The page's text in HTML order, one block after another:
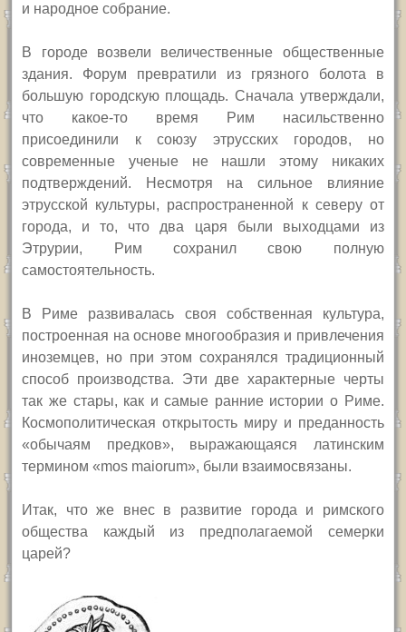
и народное собрание.
В городе возвели величественные общественные
здания. Форум превратили из грязного болота в
большую городскую площадь. Сначала утверждали,
что какое-то время Рим насильственно
присоединили к союзу этрусских городов, но
современные ученые не нашли этому никаких
подтверждений. Несмотря на сильное влияние
этрусской культуры, распространенной к северу от
города, и то, что два царя были выходцами из
Этрурии, Рим сохранил свою полную
самостоятельность.
В Риме развивалась своя собственная культура,
построенная на основе многообразия и привлечения
иноземцев, но при этом сохранялся традиционный
способ производства. Эти две характерные черты
так же стары, как и самые ранние истории о Риме.
Космополитическая открытость миру и преданность
«обычаям предков», выражающаяся латинским
термином «mos maiorum», были взаимосвязаны.
Итак, что же внес в развитие города и римского
общества каждый из предполагаемой семерки
царей?